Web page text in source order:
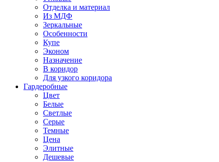
Отделка и материал
Из МДФ
Зеркальные
Особенности
Купе
Эконом
Назначение
В коридор
Для узкого коридора
Гардеробные
Цвет
Белые
Светлые
Серые
Темные
Цена
Элитные
Дешевые